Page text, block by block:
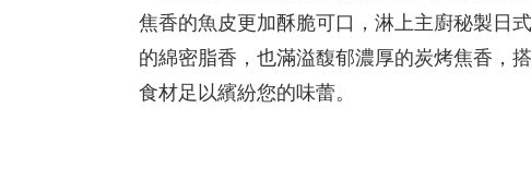
焦香的魚皮更加酥脆可口，淋上主廚秘製日
的綿密脂香，也滿溢馥郁濃厚的炭烤焦香，
食材足以繽紛您的味蕾。